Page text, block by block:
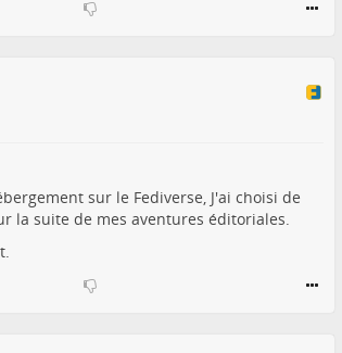
sur le Fediverse, J'ai choisi de
la suite de mes aventures éditoriales.